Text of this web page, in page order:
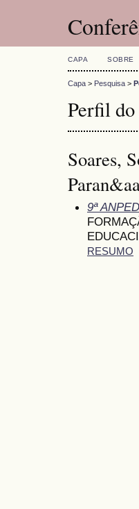
CAPA SOBRE
Capa > Pesquisa >
Perfil
Soares,
9ª
RESUMO